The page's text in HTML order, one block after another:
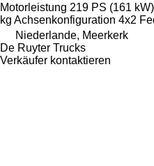
Motorleistung 219 PS (161 kW)
kg Achsenkonfiguration 4x2
Niederlande, Meerkerk
De Ruyter Trucks
Verkäufer kontaktieren